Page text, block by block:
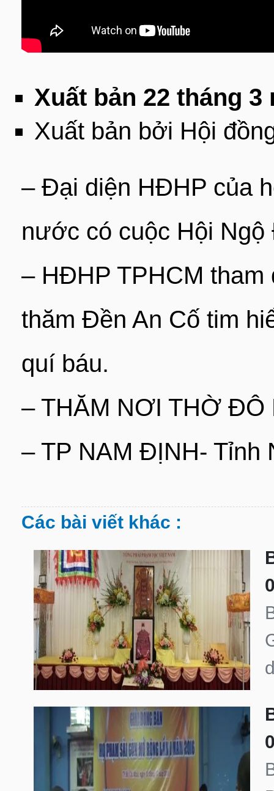
Xuất bản 22 tháng 3
Xuất bản bởi Hội
– Đại diện HĐHP của
nước có cuộc Hội
– HĐHP TPHCM
thăm Đền An Cố tim
quí báu.
– THĂM NƠI THỜ
– TP NAM ĐỊNH- Tỉnh
Các bài viết khác :